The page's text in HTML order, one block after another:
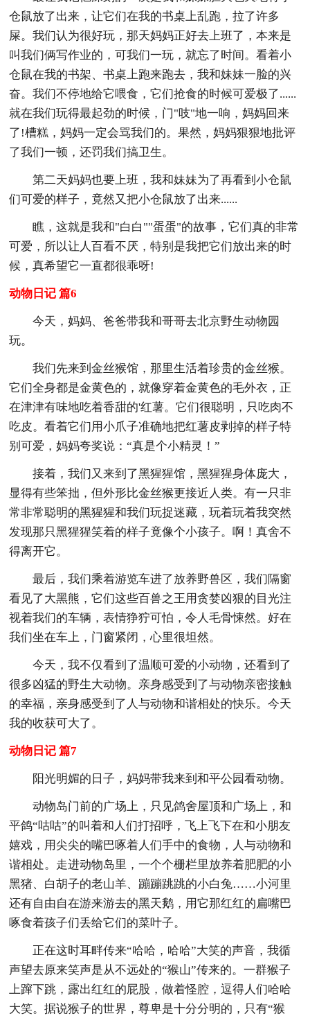
仓鼠放了出来，让它们在我的书桌上乱跑，拉了许多
屎。我们认为很好玩，那天妈妈正好去上班了，本来是
叫我们俩写作业的，可我们一玩，就忘了时间。看着小
仓鼠在我的书架、书桌上跑来跑去，我和妹妹一脸的兴
奋。我们不停地给它喂食，它们抢食的时候可爱极了......
就在我们玩得最起劲的时候，门"吱"地一响，妈妈回来
了!槽糕，妈妈一定会骂我们的。果然，妈妈狠狠地批评
了我们一顿，还罚我们搞卫生。
第二天妈妈也要上班，我和妹妹为了再看到小仓鼠
们可爱的样子，竟然又把小仓鼠放了出来......
瞧，这就是我和"白白""蛋蛋"的故事，它们真的非常
可爱，所以让人百看不厌，特别是我把它们放出来的时
候，真希望它一直都很乖呀!
动物日记 篇6
今天，妈妈、爸爸带我和哥哥去北京野生动物园
玩。
我们先来到金丝猴馆，那里生活着珍贵的金丝猴。
它们全身都是金黄色的，就像穿着金黄色的毛外衣，正
在津津有味地吃着香甜的'红薯。它们很聪明，只吃肉不
吃皮。看着它们用小爪子准确地把红薯皮剥掉的样子特
别可爱，妈妈夸奖说：“真是个小精灵！”
接着，我们又来到了黑猩猩馆，黑猩猩身体庞大，
显得有些笨拙，但外形比金丝猴更接近人类。有一只非
常非常聪明的黑猩猩和我们玩捉迷藏，玩着玩着我突然
发现那只黑猩猩笑着的样子竟像个小孩子。啊！真舍不
得离开它。
最后，我们乘着游览车进了放养野兽区，我们隔窗
看见了大黑熊，它们这些百兽之王用贪婪凶狠的目光注
视着我们的车辆，表情狰狞可怕，令人毛骨悚然。好在
我们坐在车上，门窗紧闭，心里很坦然。
今天，我不仅看到了温顺可爱的小动物，还看到了
很多凶猛的野生大动物。亲身感受到了与动物亲密接触
的幸福，亲身感受到了人与动物和谐相处的快乐。今天
我的收获可大了。
动物日记 篇7
阳光明媚的日子，妈妈带我来到和平公园看动物。
动物岛门前的广场上，只见鸽舍屋顶和广场上，和
平鸽“咕咕”的叫着和人们打招呼，飞上飞下在和小朋友
嬉戏，用尖尖的嘴巴啄着人们手中的食物，人与动物和
谐相处。走进动物岛里，一个个栅栏里放养着肥肥的小
黑猪、白胡子的老山羊、蹦蹦跳跳的小白兔……小河里
还有自由自在游来游去的黑天鹅，用它那红红的扁嘴巴
啄食着孩子们丢给它们的菜叶子。
正在这时耳畔传来“哈哈，哈哈”大笑的声音，我循
声望去原来笑声是从不远处的“猴山”传来的。一群猴子
上蹿下跳，露出红红的屁股，做着怪腔，逗得人们哈哈
大笑。据说猴子的世界，尊卑是十分分明的，只有“猴